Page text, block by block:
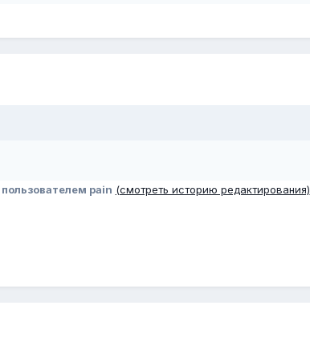
пользователем pain (смотреть историю редактирования)